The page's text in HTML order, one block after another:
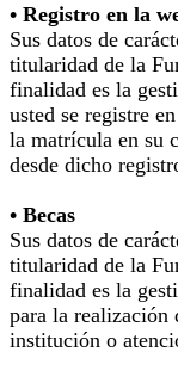
• Registro en la
Sus datos de
titularidad de la
finalidad es la
usted se registre
la matrícula en su
desde dicho
• Becas
Sus datos de
titularidad de la
finalidad es la
para la realización
institución o